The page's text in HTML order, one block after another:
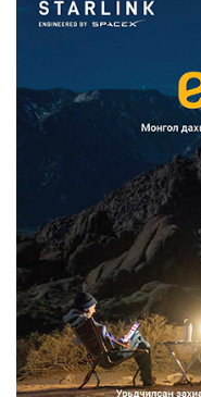
Францад иргэд рүү
сурталчилгааны
2026/08/07
Нийтийн тээврийн
замналд түр хугац...
2026/08/07